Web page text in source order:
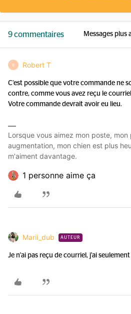
9 commentaires Messages plus
R Robert T
C’est possible que votre commande ne
contre, comme vous avez reçu le
Votre commande devrait avoir eu lieu.
Lorsque vous aimez mon poste,
augmentation, mon chien est plus
m'aiment davantage.
1 personne aime ça
Marii_dub AUTEUR
Je n'ai pas reçu de courriel, j'ai